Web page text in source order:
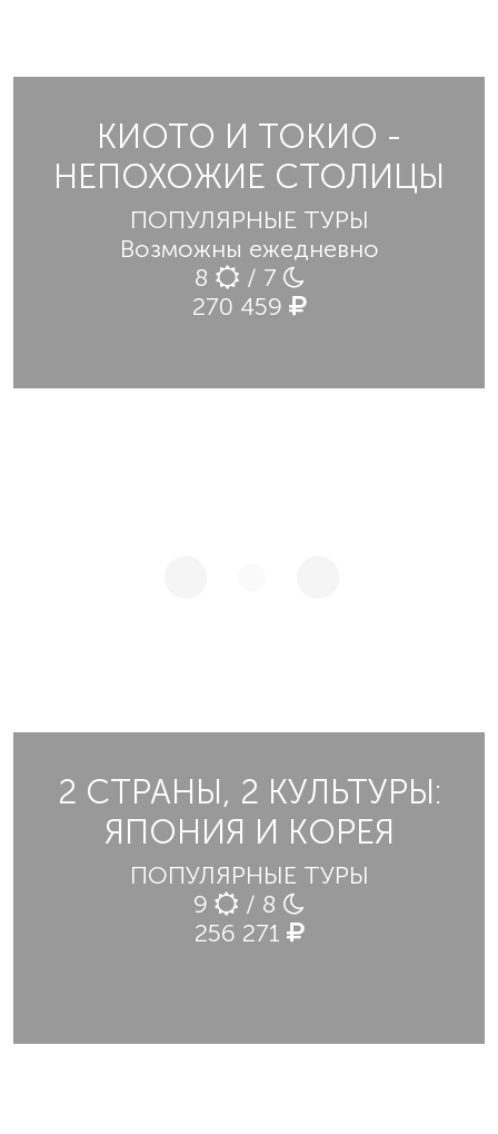
КИОТО И ТОКИО -
НЕПОХОЖИЕ СТОЛИЦЫ
ПОПУЛЯРНЫЕ ТУРЫ
Возможны ежедневно
8
/ 7
270 459
2 СТРАНЫ, 2 КУЛЬТУРЫ:
ЯПОНИЯ И КОРЕЯ
ПОПУЛЯРНЫЕ ТУРЫ
9
/ 8
256 271